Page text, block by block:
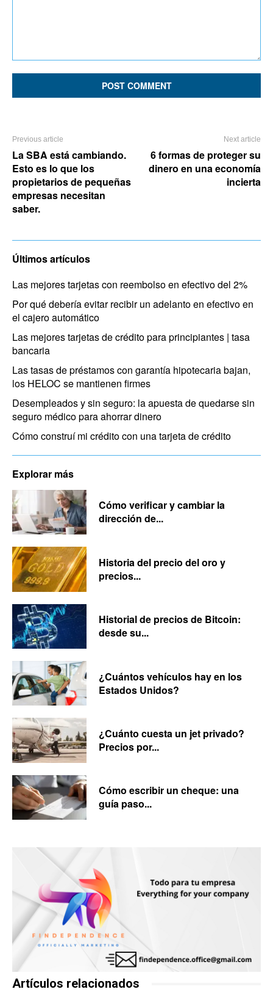
Previous article
La SBA está cambiando.
Esto es lo que los
propietarios de pequeñas
empresas necesitan
saber.
Next article
6 formas de proteger su
dinero en una economía
incierta
Últimos artículos
Las mejores tarjetas con reembolso en efectivo del 2%
Por qué debería evitar recibir un adelanto en efectivo en
el cajero automático
Las mejores tarjetas de crédito para principiantes | tasa
bancaria
Las tasas de préstamos con garantía hipotecaria bajan,
los HELOC se mantienen firmes
Desempleados y sin seguro: la apuesta de quedarse sin
seguro médico para ahorrar dinero
Cómo construí mi crédito con una tarjeta de crédito
Explorar más
Cómo verificar y cambiar la
dirección de...
Historia del precio del oro y
precios...
Historial de precios de Bitcoin:
desde su...
¿Cuántos vehículos hay en los
Estados Unidos?
¿Cuánto cuesta un jet privado?
Precios por...
Cómo escribir un cheque: una
guía paso...
Artículos relacionados